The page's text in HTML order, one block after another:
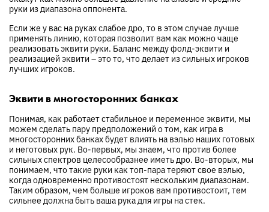
руки из диапазона оппонента.
Если же у вас на руках слабое дро, то в этом случае лучше
применять линию, которая позволит вам как можно чаще
реализовать эквити руки. Баланс между фолд-эквити и
реализацией эквити – это то, что делает из сильных игроков
лучших игроков.
Эквити в многосторонних банках
Понимая, как работает стабильное и переменное эквити, мы
можем сделать пару предположений о том, как игра в
многосторонних банках будет влиять на вэлью наших готовых
и неготовых рук. Во-первых, мы знаем, что против более
сильных спектров целесообразнее иметь дро. Во-вторых, мы
понимаем, что такие руки как топ-пара теряют свое вэлью,
когда одновременно противостоят нескольким диапазонам.
Таким образом, чем больше игроков вам противостоит, тем
сильнее должна быть ваша рука для игры на стек.